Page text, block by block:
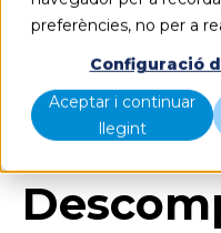
preferències, no per a
Configuració
Aceptar i continuar
llegint
Blog Home
Descomposició en
Power BI